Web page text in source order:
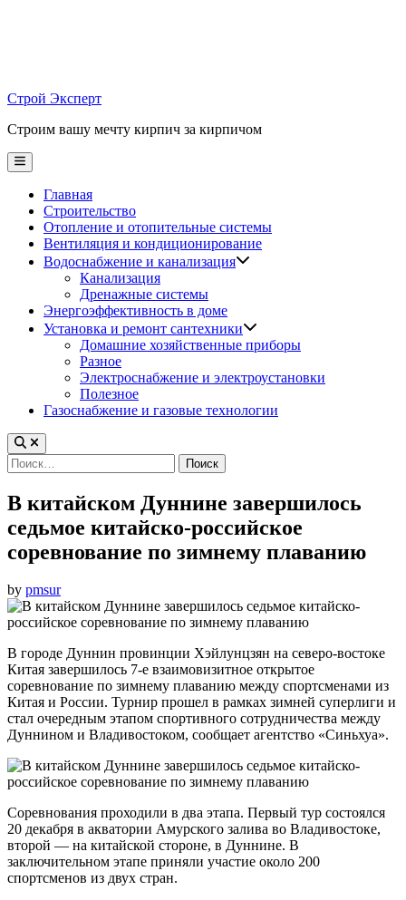
Строй Эксперт
Строим вашу мечту кирпич за кирпичом
Main
Menu
Главная
Строительство
Отопление и отопительные системы
Вентиляция и кондиционирование
Водоснабжение и канализация
Канализация
Дренажные системы
Энергоэффективность в доме
Установка и ремонт сантехники
Домашние хозяйственные приборы
Разное
Электроснабжение и электроустановки
Полезное
Газоснабжение и газовые технологии
Найти:
В китайском Дуннине завершилось
седьмое китайско-российское
соревнование по зимнему плаванию
by pmsur
В городе Дуннин провинции Хэйлунцзян на северо-востоке
Китая завершилось 7-е взаимовизитное открытое
соревнование по зимнему плаванию между спортсменами из
Китая и России. Турнир прошел в рамках зимней суперлиги и
стал очередным этапом спортивного сотрудничества между
Дуннином и Владивостоком, сообщает агентство «Синьхуа».
Соревнования проходили в два этапа. Первый тур состоялся
20 декабря в акватории Амурского залива во Владивостоке,
второй — на китайской стороне, в Дуннине. В
заключительном этапе приняли участие около 200
спортсменов из двух стран.